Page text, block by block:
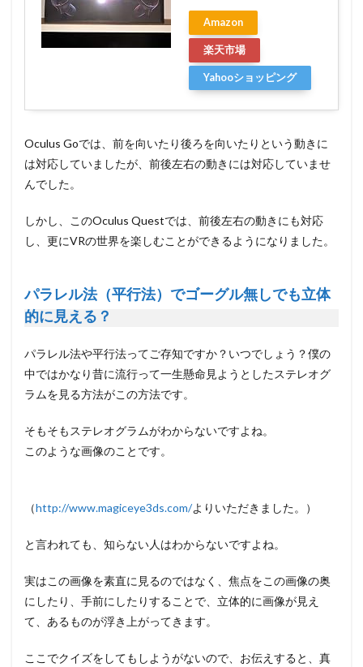
Amazon
楽天市場
Yahooショッピング
Oculus Goでは、前を向いたり後ろを向いたりという動きに
は対応していましたが、前後左右の動きには対応していませ
んでした。
しかし、このOculus Questでは、前後左右の動きにも対応
し、更にVRの世界を楽しむことができるようになりました。
パラレル法（平行法）でゴーグル無しでも立体
的に見える？
パラレル法や平行法ってご存知ですか？いつでしょう？僕の
中ではかなり昔に流行って一生懸命見ようとしたステレオグ
ラムを見る方法がこの方法です。
そもそもステレオグラムがわからないですよね。
このような画像のことです。
（http://www.magiceye3ds.com/よりいただきました。）
と言われても、知らない人はわからないですよね。
実はこの画像を素直に見るのではなく、焦点をこの画像の奥
にしたり、手前にしたりすることで、立体的に画像が見え
て、あるものが浮き上がってきます。
ここでクイズをしてもしようがないので、お伝えすると、真